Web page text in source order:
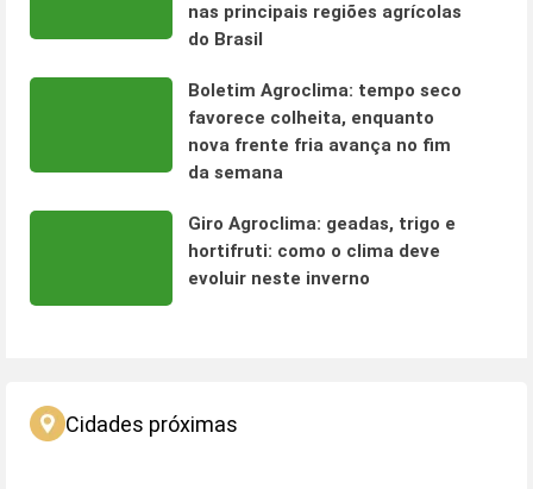
nas principais regiões agrícolas
do Brasil
Boletim Agroclima: tempo seco
favorece colheita, enquanto
nova frente fria avança no fim
da semana
Giro Agroclima: geadas, trigo e
hortifruti: como o clima deve
evoluir neste inverno
Cidades próximas